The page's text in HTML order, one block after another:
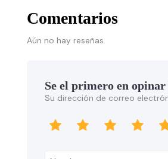
Comentarios
Aún no hay reseñas.
Se el primero en
Su dirección de correo